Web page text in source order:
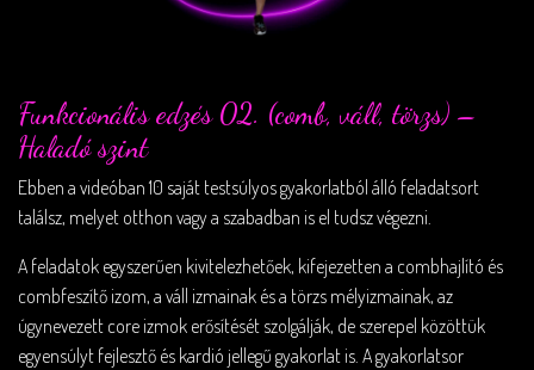
Funkcionális edzés 02. (comb, váll, törzs) –
Haladó szint
Ebben a videóban 10 saját testsúlyos gyakorlatból álló feladatsort
találsz, melyet otthon vagy a szabadban is el tudsz végezni.
A feladatok egyszerűen kivitelezhetőek, kifejezetten a combhajlító és
combfeszítő izom, a váll izmainak és a törzs mélyizmainak, az
úgynevezett core izmok erősítését szolgálják, de szerepel közöttük
egyensúlyt fejlesztő és kardió jellegű gyakorlat is. A gyakorlatsor